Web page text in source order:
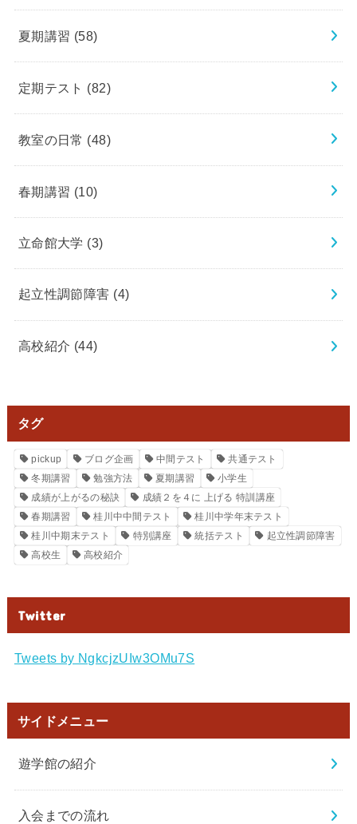
夏期講習 (58)
定期テスト (82)
教室の日常 (48)
春期講習 (10)
立命館大学 (3)
起立性調節障害 (4)
高校紹介 (44)
タグ
pickup ブログ企画 中間テスト
共通テスト
冬期講習
勉強方法 夏期講習
小学生
成績が上がるの秘訣
成績２を４に 上げる 特訓講座
春期講習
桂川中中間テスト
桂川中学年末テスト
桂川中期末テスト
特別講座 統括テスト
起立性調節障害
高校生
高校紹介
Twitter
Tweets by NgkcjzUIw3OMu7S
サイドメニュー
遊学館の紹介
入会までの流れ